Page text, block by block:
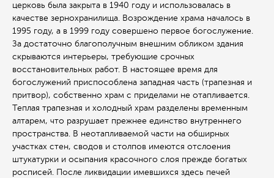
церковь была закрыта в 1940 году и использовалась в
качестве зернохранилища. Возрождение храма началось в
1995 году, а в 1999 году совершено первое богослужение.
За достаточно благополучным внешним обликом здания
скрываются интерьеры, требующие срочных
восстановительных работ. В настоящее время для
богослужений приспособлена западная часть (трапезная и
притвор), собственно храм с приделами не отапливается.
Теплая трапезная и холодный храм разделены временным
алтарем, что разрушает прежнее единство внутреннего
пространства. В неотапливаемой части на обширных
участках стен, сводов и столпов имеются отслоения
штукатурки и осыпания красочного слоя прежде богатых
росписей. После ликвидации имевшихся здесь печей